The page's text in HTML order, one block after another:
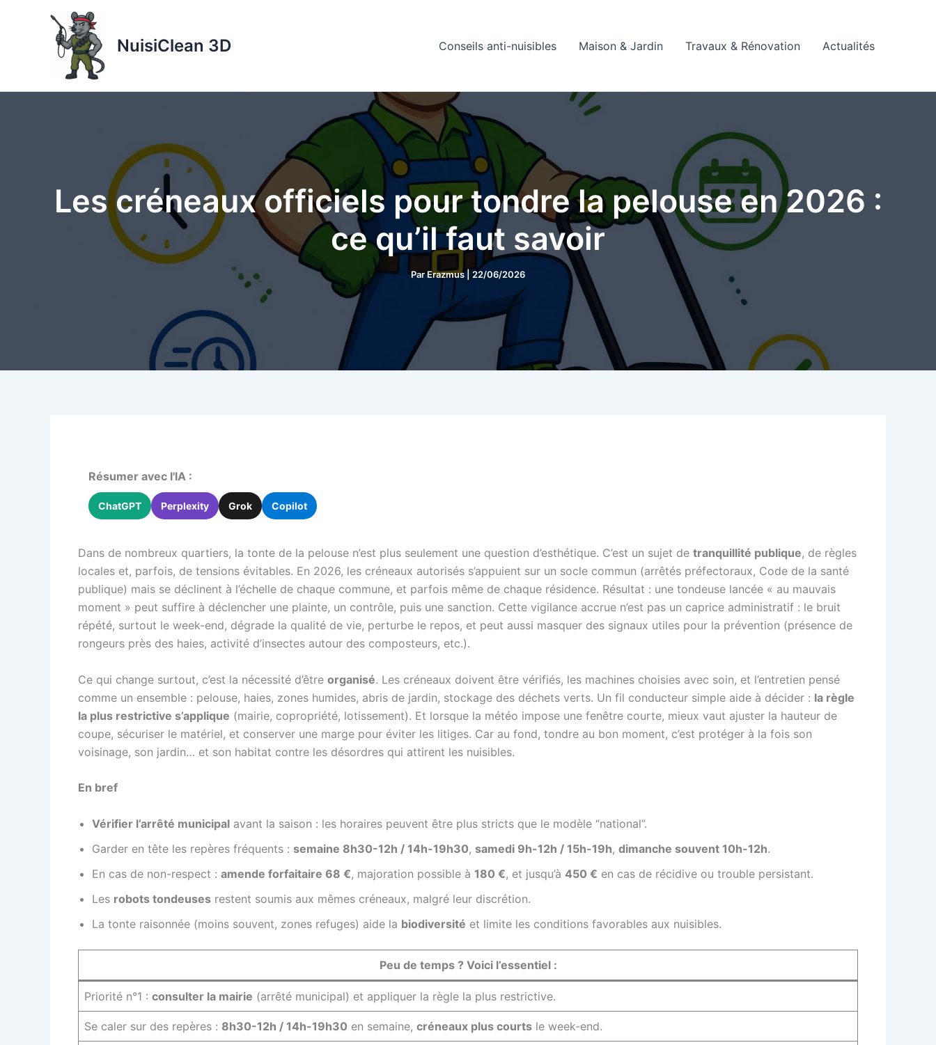
NuisiClean 3D Conseils anti-nuisibles Maison & Jardin Travaux & Rénovation Actualités
Les créneaux officiels pour tondre la pelouse en 2026 :
ce qu’il faut savoir
ParErazmus|22/06/2026
Résumer avec l'IA :
ChatGPT Perplexity Grok Copilot
Dans de nombreux quartiers, la tonte de la pelouse n’est plus seulement une question d’esthétique. C’est un sujet de tranquillité publique, de règles
locales et, parfois, de tensions évitables. En 2026, les créneaux autorisés s’appuient sur un socle commun (arrêtés préfectoraux, Code de la santé
publique) mais se déclinent à l’échelle de chaque commune, et parfois même de chaque résidence. Résultat : une tondeuse lancée « au mauvais
moment » peut suffire à déclencher une plainte, un contrôle, puis une sanction. Cette vigilance accrue n’est pas un caprice administratif : le bruit
répété, surtout le week-end, dégrade la qualité de vie, perturbe le repos, et peut aussi masquer des signaux utiles pour la prévention (présence de
rongeurs près des haies, activité d’insectes autour des composteurs, etc.).
Ce qui change surtout, c’est la nécessité d’être organisé. Les créneaux doivent être vérifiés, les machines choisies avec soin, et l’entretien pensé
comme un ensemble : pelouse, haies, zones humides, abris de jardin, stockage des déchets verts. Un fil conducteur simple aide à décider : la règle
la plus restrictive s’applique (mairie, copropriété, lotissement). Et lorsque la météo impose une fenêtre courte, mieux vaut ajuster la hauteur de
coupe, sécuriser le matériel, et conserver une marge pour éviter les litiges. Car au fond, tondre au bon moment, c’est protéger à la fois son
voisinage, son jardin… et son habitat contre les désordres qui attirent les nuisibles.
En bref
Vérifier l’arrêté municipal avant la saison : les horaires peuvent être plus stricts que le modèle “national”.
Garder en tête les repères fréquents : semaine 8h30-12h / 14h-19h30, samedi 9h-12h / 15h-19h, dimanche souvent 10h-12h.
En cas de non-respect : amende forfaitaire 68 €, majoration possible à 180 €, et jusqu’à 450 € en cas de récidive ou trouble persistant.
Les robots tondeuses restent soumis aux mêmes créneaux, malgré leur discrétion.
La tonte raisonnée (moins souvent, zones refuges) aide la biodiversité et limite les conditions favorables aux nuisibles.
Peu de temps ? Voici l’essentiel :
Priorité n°1 : consulter la mairie (arrêté municipal) et appliquer la règle la plus restrictive.
Se caler sur des repères : 8h30-12h / 14h-19h30 en semaine, créneaux plus courts le week-end.